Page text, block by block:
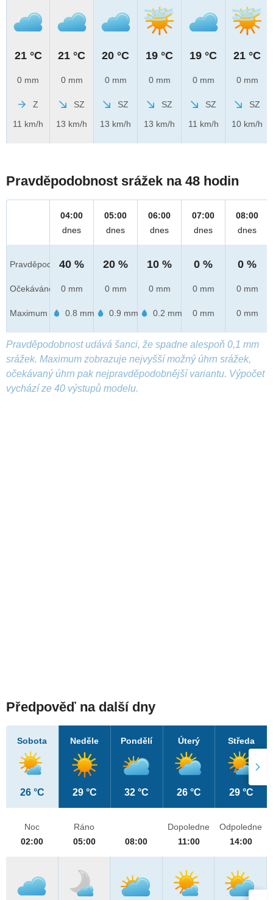
21 °C
0 mm
Z
11 km/h
21 °C
0 mm
SZ
13 km/h
20 °C
0 mm
SZ
13 km/h
19 °C
0 mm
SZ
13 km/h
19 °C
0 mm
SZ
11 km/h
21 °C
0 mm
SZ
10 km/h
Pravděpodobnost srážek na 48 hodin
Pravděpod.
Očekáváno
Maximum
04:00
dnes
40 %
0 mm
0.8 mm
05:00
dnes
20 %
0 mm
0.9 mm
06:00
dnes
10 %
0 mm
0.2 mm
07:00
dnes
0 %
0 mm
0 mm
08:00
dnes
0 %
0 mm
0 mm
Pravděpodobnost udává šanci, že spadne alespoň 0,1 mm
srážek. Maximum zobrazuje nejvyšší možný úhrn srážek,
očekávaný úhrn pak nejpravděpodobnější variantu. Výpočet
vychází ze 40 výstupů modelu.
Předpověď na další dny
Sobota
26 °C
Neděle
29 °C
Pondělí
32 °C
Úterý
26 °C
Středa
29 °C
Noc
02:00
Ráno
05:00
08:00
Dopoledne
11:00
Odpoledne
14:00